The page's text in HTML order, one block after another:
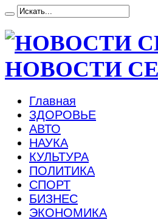
НОВОСТИ
Главная
ЗДОРОВЬЕ
АВТО
НАУКА
КУЛЬТУРА
ПОЛИТИКА
СПОРТ
БИЗНЕС
ЭКОНОМИКА